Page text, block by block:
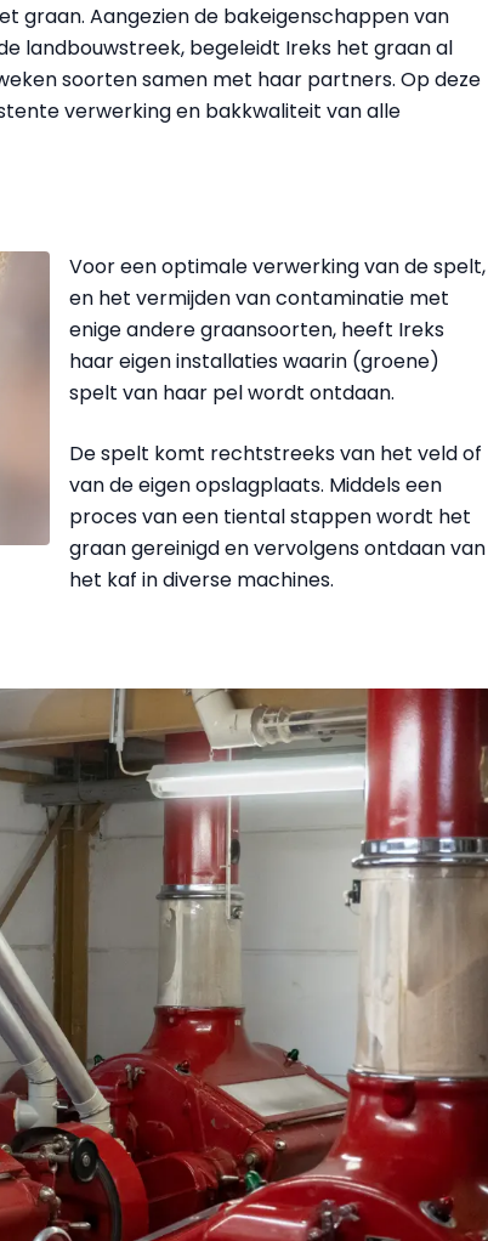
graan. Aangezien de bakeigenschappen van
landbouwstreek, begeleidt Ireks het graan al
soorten samen met haar partners. Op deze
verwerking en bakkwaliteit van alle
Voor een optimale verwerking van de spelt,
en het vermijden van contaminatie met
enige andere graansoorten, heeft Ireks
haar eigen installaties waarin (groene)
spelt van haar pel wordt ontdaan.
De spelt komt rechtstreeks van het veld of
van de eigen opslagplaats. Middels een
proces van een tiental stappen wordt het
graan gereinigd en vervolgens ontdaan van
het kaf in diverse machines.